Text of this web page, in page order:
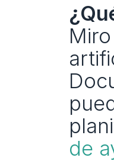
de